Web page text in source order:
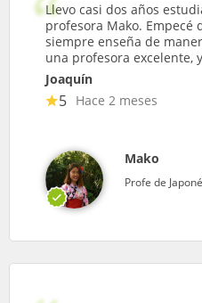
Llevo casi dos años
profesora Mako. Empecé
siempre enseña de
una profesora excelente,
Joaquín
5 Hace 2 meses
Mako
Profe de